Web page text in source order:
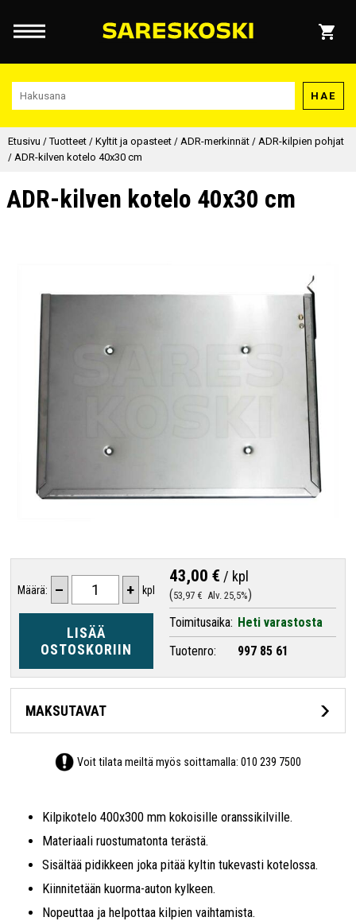
HAE
Etusivu /Tuotteet / Kyltit ja opasteet / ADR-merkinnät / ADR-kilpien pohjat
/ ADR-kilven kotelo 40x30 cm
ADR-kilven kotelo 40x30 cm
Määrä: – + kpl
LISÄÄ
OSTOSKORIIN
43,00 € / kpl
53,97 € Alv. 25,5%
Toimitusaika: Heti varastosta
Tuotenro:
997 85 61
MAKSUTAVAT
Voit tilata meiltä myös soittamalla:010 239 7500
Kilpikotelo 400x300 mm kokoisille oranssikilville.
Materiaali ruostumatonta terästä.
Sisältää pidikkeen joka pitää kyltin tukevasti kotelossa.
Kiinnitetään kuorma-auton kylkeen.
Nopeuttaa ja helpottaa kilpien vaihtamista.